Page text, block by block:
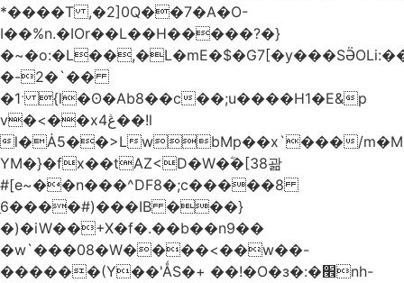
*����T ,�2]0Q��7�A�O-
I��%n.�IOr��L��H�����?�}
�-2�`��
�1ˑ {l�ʘ�Ab8��c��;u����H1�E&p
v�<��xڠ4��!l
l�Ȧ5��>LwbMp��x`���/
YM�}�fx��tAZ<D�W�ؓ�[38괆
#[e~��n���^DF8�;c�����8
ַ6����#)���IB ���}
�)�iW��+X�f�.��b��n9��
�w`���08�W����<��w��-
������(Y��'ǺS�+ ��!�O�з�:�׮nh-